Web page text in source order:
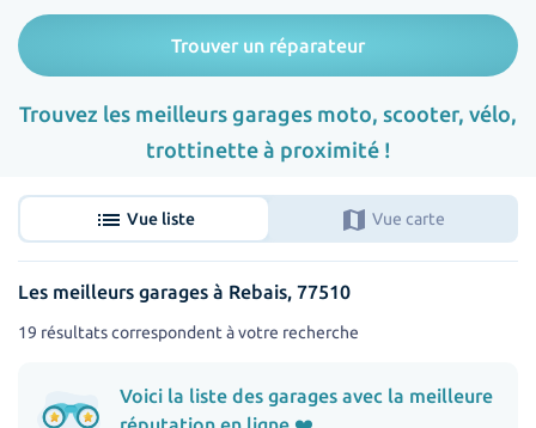
Trouver un réparateur
Trouvez les meilleurs garages moto, scooter, vélo,
trottinette à proximité !
list Vue liste map Vue carte
Les meilleurs garages à Rebais, 77510
19 résultats correspondent à votre recherche
Voici la liste des garages avec la meilleure